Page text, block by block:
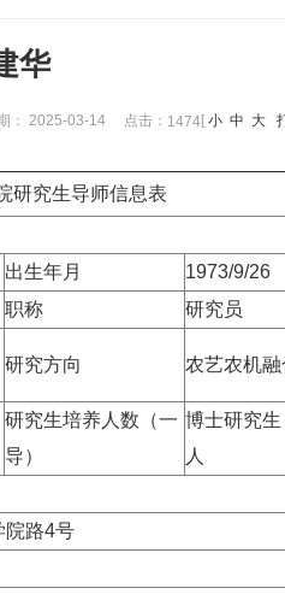
华
2025-03-14点击： 1474[ 小 中 大
研究生导师信息表
出生年月
1973/9/26
职称 研究员
研究方向 农艺农机
研究生培养人数（一
导）
博士研究生
人
院路4号